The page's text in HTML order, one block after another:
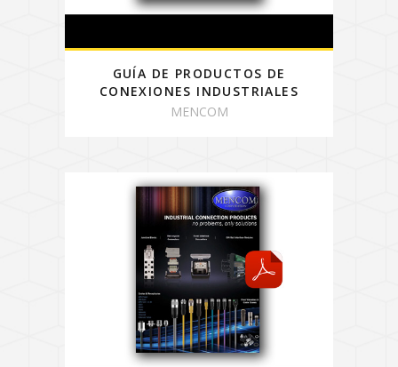
GUÍA DE PRODUCTOS DE
CONEXIONES INDUSTRIALES
MENCOM